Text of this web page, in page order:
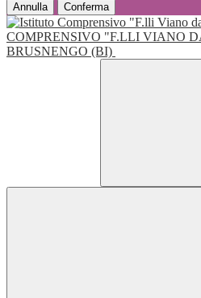
Annulla Conferma
COMPRENSIVO "F.LLI VIANO
BRUSNENGO (BI)